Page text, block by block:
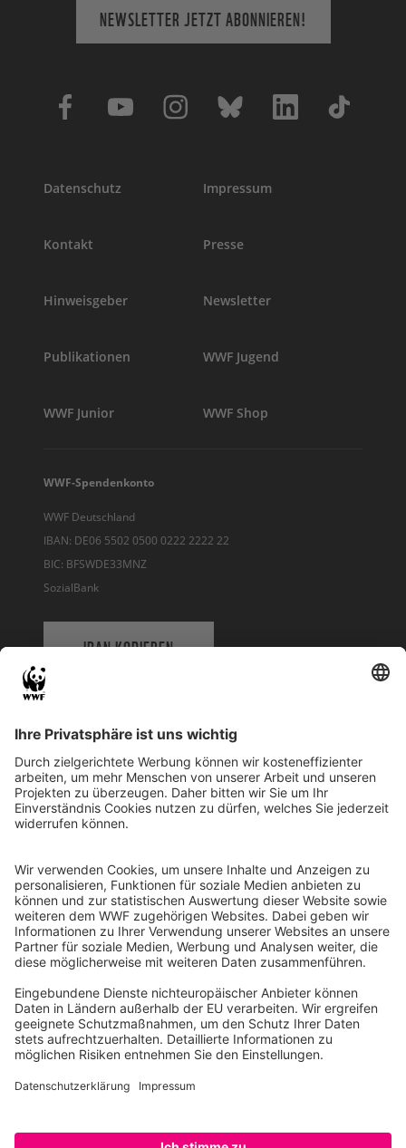
NEWSLETTER JETZT ABONNIEREN!
Datenschutz Impressum
Kontakt Presse
Hinweisgeber Newsletter
Publikationen WWF Jugend
WWF Junior WWF Shop
WWF-Spendenkonto
WWF Deutschland
IBAN: DE06 5502 0500 0222 2222 22
BIC: BFSWDE33MNZ
SozialBank
IBAN KOPIEREN
WWF Deutschland
Reinhardtstr. 18
10117 Berlin
Ihre Spende kann steuerlich geltend gemacht werden
Registriert als Stiftung WWF Deutschland, Senatsverwaltung für
Justiz Berlin, Az: 3416/976/2
Umsatzsteuer-Identifikationsnummer: DE 114236103
Freistellungsbescheid: Als gemeinnützige Körperschaft befreit
von der Körperschaftssteuer gem. §5 I 9 KStg. unter der
Steuernummer 27/641/09321